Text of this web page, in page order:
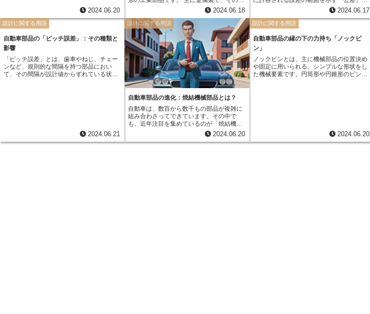
物の陰やトンネル内など、障害物によって
遮られたり、反射したりすることがありま
す。また、大気中の電波状態の影響を受け
ることもあります。このような場合、受信
する信号に誤差が生じ、カーナビの精度が
低下してしまうのです。
りません。例えば、車を走らせる駆動力は
エンジンで生まれますが、エンジン単体で
はタイヤを動かすことはできません。トラ
ンスミッションやデファレンシャルギア、
ドライブシャフトといった部品が正確に接
続されることで、初めてエンジンの力がタ
イヤに伝わり、車は走ることができるので
す。 この「正確に接続する」ために重要な
のが「心出し」です。これは、複数の部品
の中心軸を一致させる作業のこと。中心軸
2024.06.20
ンプルな形状からは想像もつかないほど、
自動車の製造工程において重要な役割を担
っています。 ダウエルピンは、エンジンブ
ロックやトランスミッションといった重要
な部品の組み立てに欠かせない存在であ
り、自動車の性能や安全性を支える縁の下
の力持ちと言えるでしょう。
2024.06.18
よって管理されています。 公差精度とは、
この公差の範囲をどれだけ厳しく設定する
かという指標です。例えば、ある部品の直
径が100mmである場合、公差精度が
±0.1mmであれば、実際の製品の直径は
99.9mmから100.1mmの範囲に収まってい
る必要があります。
2024.06.17
設計に関する用語
自動車部品の「ピッチ誤差」：その種類と
影響
「ピッチ誤差」とは、歯車やねじ、チェー
ンなど、規則的な間隔を持つ部品におい
て、その間隔が設計値からずれている状態
2024.06.21
設計に関する用語
自動車部品の進化：焼結機械部品とは？
自動車は、数百から数千もの部品が複雑に
組み合わさってできています。その中で
も、近年注目を集めているのが「焼結機械
部品」です。従来の切削加工部品と比べ、
高強度、高精度、低コストを実現できるこ
とから、様々な部品に採用が進んでいま
2024.06.20
設計に関する用語
自動車部品の縁の下の力持ち「ノックピ
ン」
ノックピンとは、主に機械部品の位置決め
や固定に用いられる、シンプルな形状をし
た機械要素です。円筒形や円錐形のピンが
2024.06.20